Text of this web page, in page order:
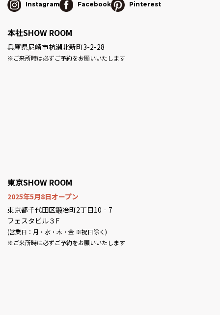
Instagram Facebook Pinterest
本社SHOW ROOM
兵庫県尼崎市杭瀬北新町3-2-28
※ご来所時は必ずご予約をお願いいたします
東京SHOW ROOM
2025年5月8日オープン
東京都千代田区鍛冶町2丁目10‐7
フェスタビル３F
(営業日：月・水・木・金 ※祝日除く)
※ご来所時は必ずご予約をお願いいたします